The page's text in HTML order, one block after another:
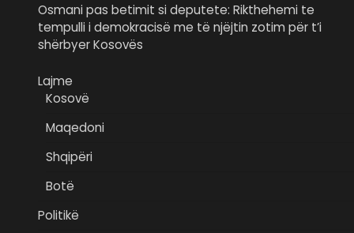
Osmani pas betimit si deputete: Rikthehemi te
tempulli i demokracisë me të njëjtin zotim për t’i
shërbyer Kosovës
Lajme
Kosovë
Maqedoni
Shqipëri
Botë
Politikë